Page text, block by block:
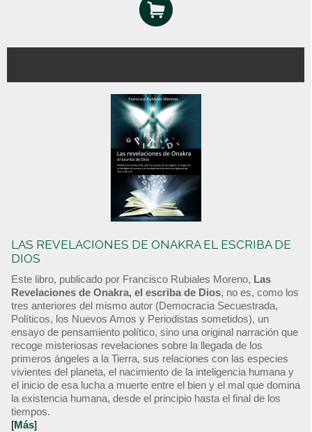
LAS REVELACIONES DE ONAKRA EL ESCRIBA DE
DIOS
Este libro, publicado por Francisco Rubiales Moreno, Las
Revelaciones de Onakra, el escriba de Dios, no es, como los
tres anteriores del mismo autor (Democracia Secuestrada,
Políticos, los Nuevos Amos y Periodistas sometidos), un
ensayo de pensamiento político, sino una original narración que
recoge misteriosas revelaciones sobre la llegada de los
primeros ángeles a la Tierra, sus relaciones con las especies
vivientes del planeta, el nacimiento de la inteligencia humana y
el inicio de esa lucha a muerte entre el bien y el mal que domina
la existencia humana, desde el principio hasta el final de los
tiempos.
[Más]